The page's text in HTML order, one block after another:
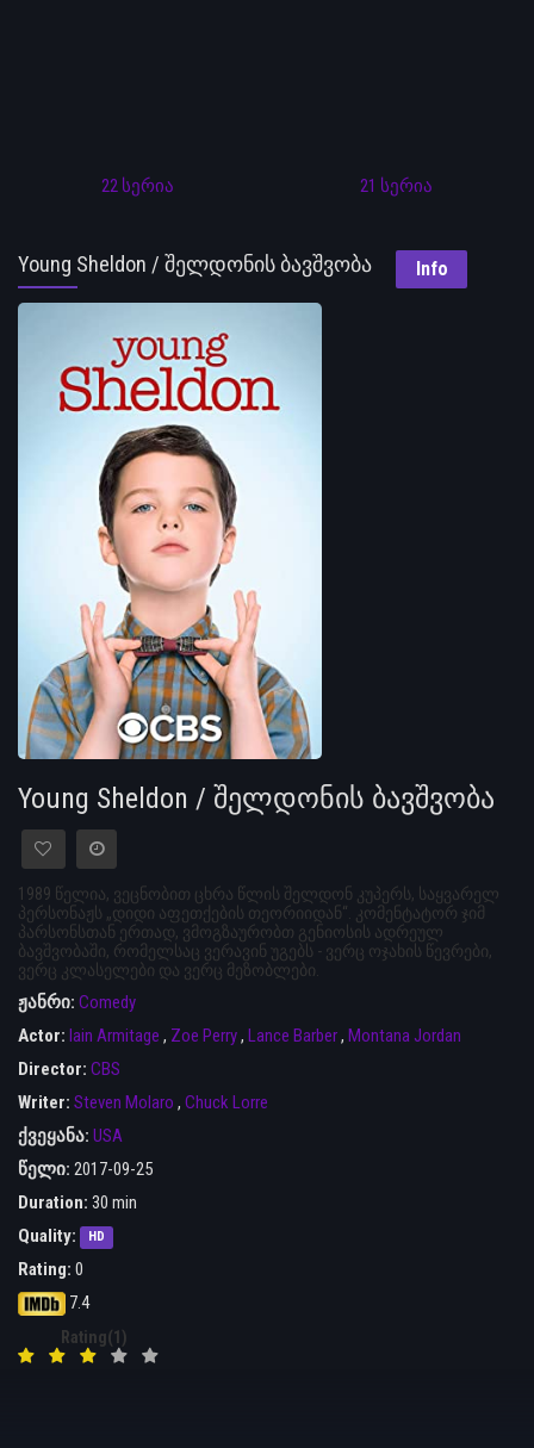
22 სერია 21 სერია
Young Sheldon / შელდონის ბავშვობა Info
Young Sheldon / შელდონის ბავშვობა
1989 წელია, ვეცნობით ცხრა წლის შელდონ კუპერს, საყვარელ
პერსონაჟს „დიდი აფეთქების თეორიიდან“. კომენტატორ ჯიმ
პარსონსთან ერთად, ვმოგზაურობთ გენიოსის ადრეულ
ბავშვობაში, რომელსაც ვერავინ უგებს - ვერც ოჯახის წევრები,
ვერც კლასელები და ვერც მეზობლები.
ჟანრი: Comedy
Actor: Iain Armitage , Zoe Perry, Lance Barber, Montana Jordan
Director: CBS
Writer: Steven Molaro , Chuck Lorre
ქვეყანა: USA
წელი: 2017-09-25
Duration: 30 min
Quality:
HD
Rating: 0
7.4
Rating(1)